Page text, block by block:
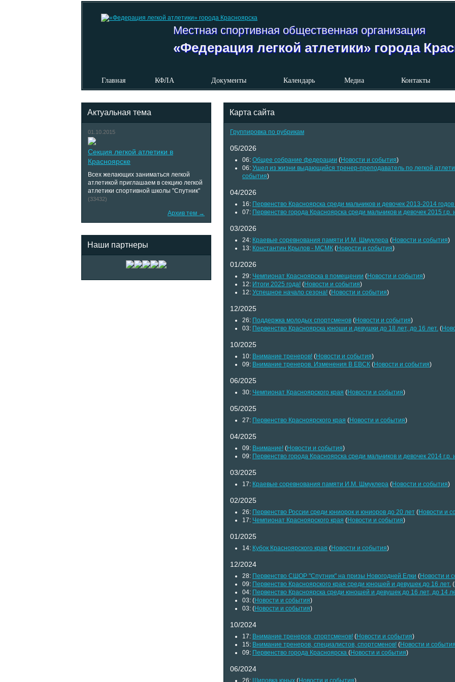
Местная спортивная общественная организация
«Федерация легкой атлетики» города
Главная КФЛА Документы Календарь Медиа Контакты
Актуальная тема
01.10.2015
Секция легкой атлетики в
Красноярске
Всех желающих заниматься легкой
атлетикой приглашаем в секцию легкой
атлетики спортивной школы "Спутник"
(33432)
Архив тем →
Наши партнеры
Карта сайта
Группировка по рубрикам
05/2026
06: Общее собрание федерации (Новости и события)
06: Ушел из жизни выдающийся тренер-преподаватель по легкой
события)
04/2026
16: Первенство Красноярска среди мальчиков и девочек 2013-2014
07: Первенство города Красноярска среди мальчиков и девочек 2015
03/2026
24: Краевые соревнования памяти И.М. Шмуклера (Новости и события)
13: Константин Крылов - МСМК (Новости и события)
01/2026
29: Чемпионат Красноярска в помещении (Новости и события)
12: Итоги 2025 года! (Новости и события)
12: Успешное начало сезона! (Новости и события)
12/2025
26: Поддержка молодых спортсменов (Новости и события)
03: Первенство Красноярска юноши и девушки до 18 лет, до 16 лет. (
10/2025
10: Внимание тренеров! (Новости и события)
09: Внимание тренеров. Изменения В ЕВСК (Новости и события)
06/2025
30: Чемпионат Красноярского края (Новости и события)
05/2025
27: Первенство Красноярского края (Новости и события)
04/2025
09: Внимание! (Новости и события)
09: Первенство города Красноярска среди мальчиков и девочек 2014
03/2025
17: Краевые соревнования памяти И.М. Шмуклера (Новости и события)
02/2025
26: Первенство России среди юниорок и юниоров до 20 лет (Новости и
17: Чемпионат Красноярского края (Новости и события)
01/2025
14: Кубок Красноярского края (Новости и события)
12/2024
28: Первенство СШОР "Спутник" на призы Новогодней Елки (Новости и
09: Первенство Красноярского края среди юношей и девушек до 16 лет. (
04: Первенство Красноярска среди юношей и девушек до 16 лет, до 14
03: (Новости и события)
03: (Новости и события)
10/2024
17: Внимание тренеров, спортсменов! (Новости и события)
15: Внимание тренеров, специалистов, спортсменов! (Новости и события
09: Первенство города Красноярска (Новости и события)
06/2024